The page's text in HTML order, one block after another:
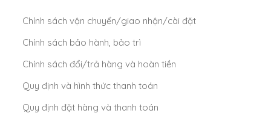
Chính sách vận chuyển/giao nhận/cài đặt
Chính sách bảo hành, bảo trì
Chính sách đổi/trả hàng và hoàn tiền
Quy định và hình thức thanh toán
Quy định đặt hàng và thanh toán